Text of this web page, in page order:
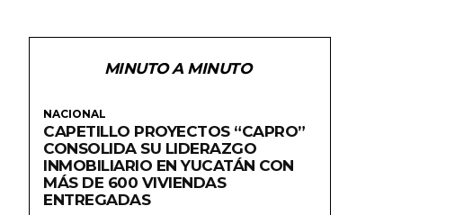
MINUTO A MINUTO
NACIONAL
CAPETILLO PROYECTOS “CAPRO”
CONSOLIDA SU LIDERAZGO
INMOBILIARIO EN YUCATÁN CON
MÁS DE 600 VIVIENDAS
ENTREGADAS